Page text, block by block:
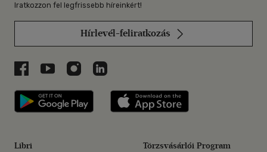
Iratkozzon fel legfrissebb híreinkért!
Hírlevél-feliratkozás
Libri a Facebookon
Libri a Youtube-on
Libri az Instagramon
Libri a LinkedInen
Libri applikáció Szerezd meg: Google
Libri Törzsvásárlói Program